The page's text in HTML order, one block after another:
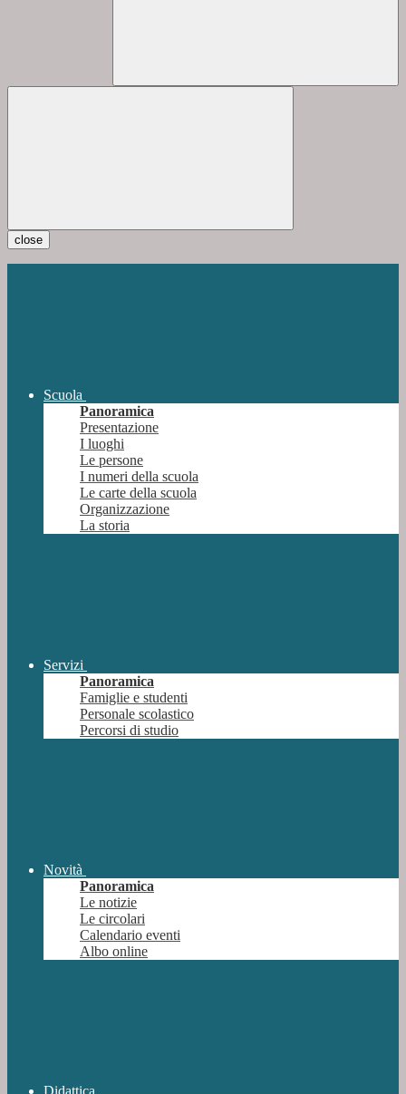
close
Scuola
Panoramica
Presentazione
I luoghi
Le persone
I numeri della scuola
Le carte della scuola
Organizzazione
La storia
Servizi
Panoramica
Famiglie e studenti
Personale scolastico
Percorsi di studio
Novità
Panoramica
Le notizie
Le circolari
Calendario eventi
Albo online